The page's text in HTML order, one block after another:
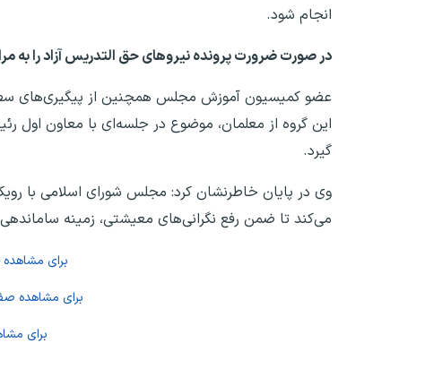
انجام شود.
در صورت ضرورت پرونده نیرو‌های حق التدریس آزاد را به
عضو کمیسیون آموزش مجلس همچنین از پیگیری‌های
این گروه از معلمان، موضوع در جلسه‌ای با معاون
گیرد.
وی در پایان خاطرنشان کرد: مجلس شورای اسلامی با
می‌کند تا ضمن رفع نگرانی‌های معیشتی، زمینه
برای
برای مشاهده
برای